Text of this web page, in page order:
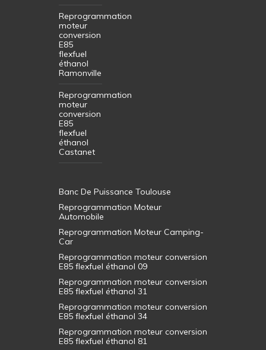
Reprogrammation
moteur
conversion
E85
flexfuel
éthanol
Ramonville
Reprogrammation
moteur
conversion
E85
flexfuel
éthanol
Castanet
Banc De Puissance Toulouse
Reprogrammation Moteur
Automobile
Reprogrammation Moteur Camping-
Car
Reprogrammation moteur conversion
E85 flexfuel éthanol 09
Reprogrammation moteur conversion
E85 flexfuel éthanol 31
Reprogrammation moteur conversion
E85 flexfuel éthanol 34
Reprogrammation moteur conversion
E85 flexfuel éthanol 81